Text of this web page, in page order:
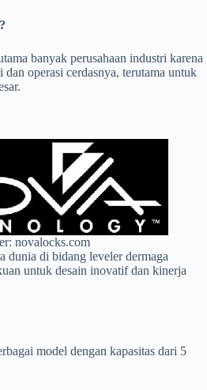
banyak perusahaan industri karena
operasi cerdasnya, terutama untuk
novalocks.com
dunia di bidang leveler dermaga
untuk desain inovatif dan kinerja
model dengan kapasitas dari 5